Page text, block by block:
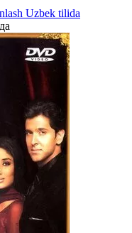
Uzbek tilida